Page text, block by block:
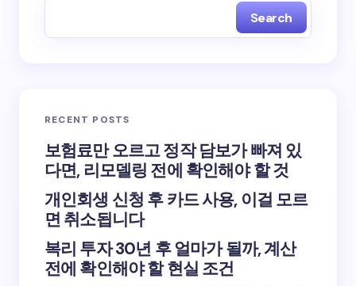
Search
RECENT POSTS
보험료만 오르고 정작 담보가 빠져 있
다면, 리모델링 전에 확인해야 할 것
개인회생 신청 후 카드 사용, 이걸 모르
면 취소됩니다
복리 투자 30년 후 얼마가 될까, 계산
전에 확인해야 할 현실 조건